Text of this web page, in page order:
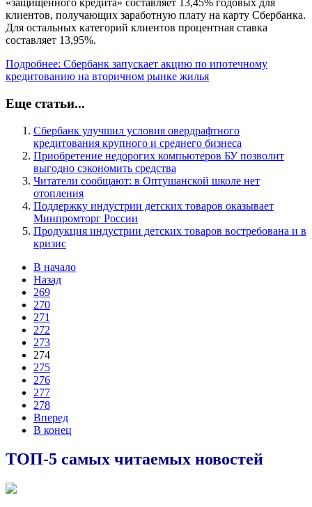
«защищенного кредита» составляет 13,45% годовых для
клиентов, получающих заработную плату на карту Сбербанка.
Для остальных категорий клиентов процентная ставка
составляет 13,95%.
Подробнее: Сбербанк запускает акцию по ипотечному
кредитованию на вторичном рынке жилья
Еще статьи...
Сбербанк улучшил условия овердрафтного
кредитования крупного и среднего бизнеса
Приобретение недорогих компьютеров БУ позволит
выгодно сэкономить средства
Читатели сообщают: в Оптушанской школе нет
отопления
Поддержку индустрии детских товаров оказывает
Минпромторг России
Продукция индустрии детских товаров востребована и в
кризис
В начало
Назад
269
270
271
272
273
274
275
276
277
278
Вперед
В конец
ТОП-5 самых читаемых новостей